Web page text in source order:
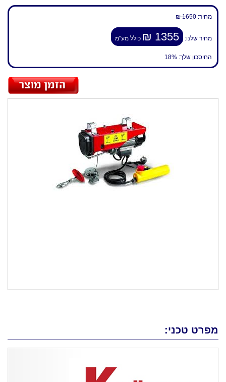
מחיר: 1650 ₪
מחיר שלנו: 1355 ₪ כולל מע"מ
החיסכון שלך: 18%
מפרט טכני: